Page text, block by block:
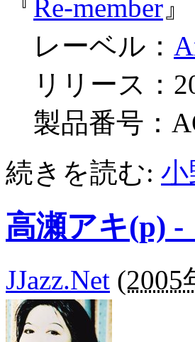
『Re-member 』
レーベル：
リリース：
製品番号：
続きを読む: 小
高瀬アキ(p)
JJazz.Net (2005